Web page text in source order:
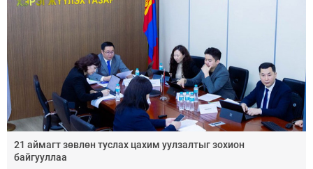
21 аймагт зөвлөн туслах цахим уулзалтыг зохион
байгууллаа